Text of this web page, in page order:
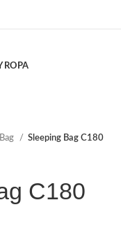
ROPA
Sleeping Bag C180
C180